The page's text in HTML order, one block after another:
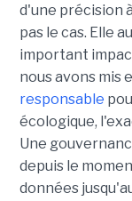
d'une précision
pas le cas. Elle
important
nous avons mis
responsable
écologique,
Une
depuis le
données